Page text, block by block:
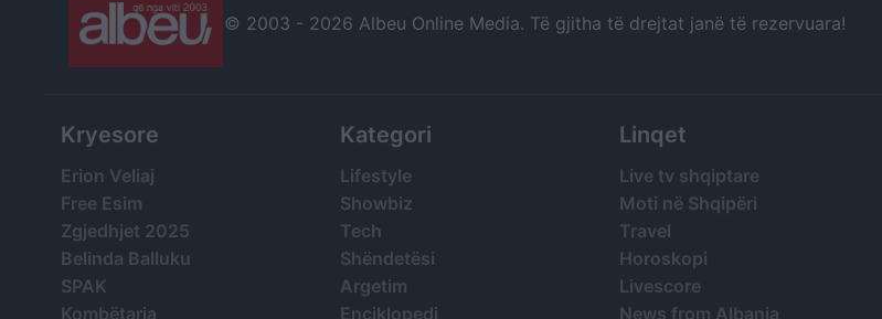
© 2003 - 2026 Albeu Online Media. Të gjitha të drejtat janë të rezervuara!
Kryesore
Erion Veliaj
Free Esim
Zgjedhjet 2025
Belinda Balluku
SPAK
Kombëtarja
Kategori
Lifestyle
Showbiz
Tech
Shëndetësi
Argetim
Enciklopedi
Linqet
Live tv shqiptare
Moti në Shqipëri
Travel
Horoskopi
Livescore
News from Albania